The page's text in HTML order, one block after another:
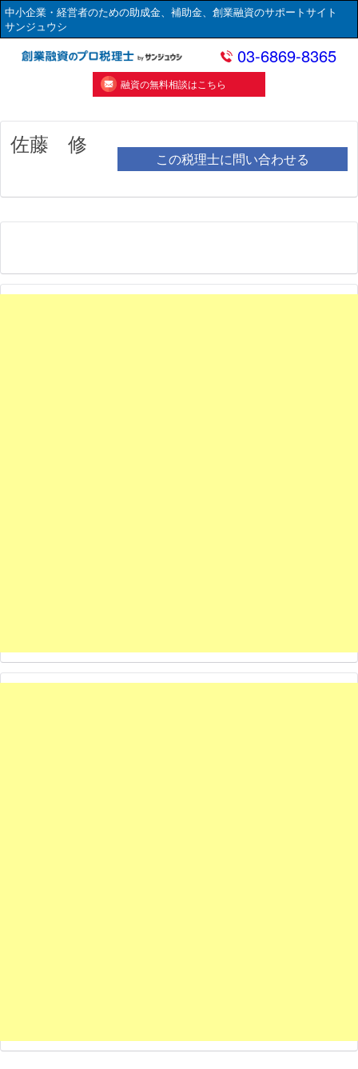
中小企業・経営者のための助成金、補助金、創業融資のサポートサイト
サンジュウシ
03-6869-8365
融資の無料相談はこちら
佐藤 修
この税理士に問い合わせる